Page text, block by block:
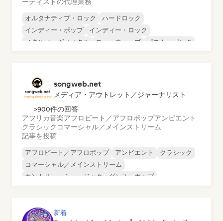
オルタナティブ・ロック
ハードロック
インディー・ポップ
インディー・ロック
メタル／ヘヴィメタル
ニューウェーブ
ポスト・パンク
songweb.net
メディア・アウトレット／ジャーナリスト
>900件の回答
アフリカ音楽アフロビート／アフロポップアンビエント
クラシック コマーシャル／メインストリーム
記事を投稿
アフロビート／アフロポップ アンビエント
クラシック
コマーシャル／メインストリーム
カントリー・ミュージック
ダンス・ポップ
新着